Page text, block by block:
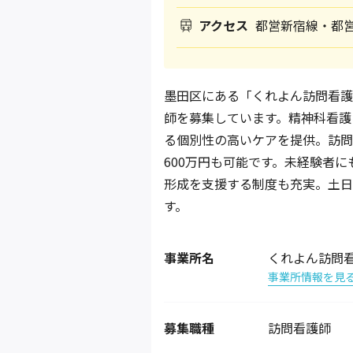
アクセス 都営新宿線・都
墨田区にある「くれよん訪問看
師を募集しています。精神科看
る個別性の高いケアを提供。訪
600万円も可能です。未経験者
形成を支援する制度も充実。土
す。
事業所名 くれよん訪問
事業所情報を見
募集職種 訪問看護師